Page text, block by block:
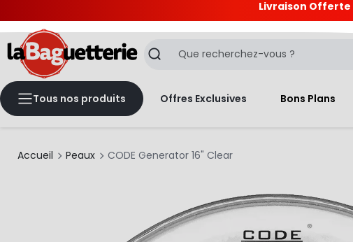
Livraison Offerte
La Baguetterie
Recherche
Tous nos produits Offres Exclusives Bons Plans
Accueil Peaux CODE Generator 16" Clear